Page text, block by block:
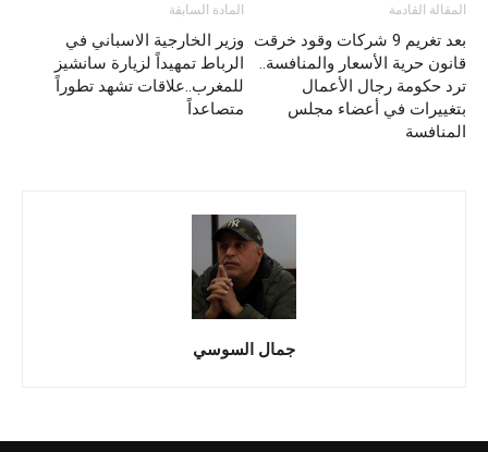
المادة السابقة
وزير الخارجية الاسباني في
الرباط تمهيداً لزيارة سانشيز
للمغرب..علاقات تشهد تطوراً
متصاعداً
المقالة القادمة
بعد تغريم 9 شركات وقود خرقت
قانون حرية الأسعار والمنافسة..
ترد حكومة رجال الأعمال
بتغييرات في أعضاء مجلس
المنافسة
جمال السوسي